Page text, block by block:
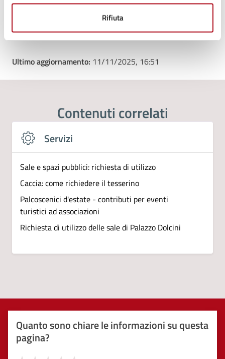
Rifiuta
Tipo di evento
Ultimo aggiornamento: 11/11/2025, 16:51
Contenuti correlati
Servizi
Sale e spazi pubblici: richiesta di utilizzo
Caccia: come richiedere il tesserino
Palcoscenici d'estate - contributi per eventi
turistici ad associazioni
Richiesta di utilizzo delle sale di Palazzo Dolcini
Quanto sono chiare le informazioni su questa
pagina?